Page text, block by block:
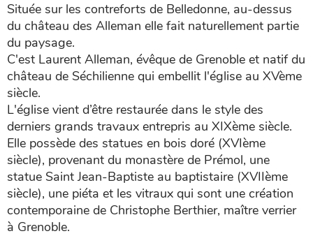
Située sur les contreforts de Belledonne, au-dessus
du château des Alleman elle fait naturellement partie
du paysage.
C'est Laurent Alleman, évêque de Grenoble et natif du
château de Séchilienne qui embellit l'église au XVème
siècle.
L'église vient d’être restaurée dans le style des
derniers grands travaux entrepris au XIXème siècle.
Elle possède des statues en bois doré (XVIème
siècle), provenant du monastère de Prémol, une
statue Saint Jean-Baptiste au baptistaire (XVIIème
siècle), une piéta et les vitraux qui sont une création
contemporaine de Christophe Berthier, maître verrier
à Grenoble.